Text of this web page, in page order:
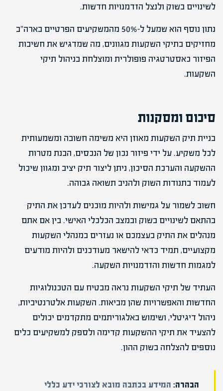
לשינויים בשוק ולנצל הזדמנויות חדשות.
נתון נוסף הוא שמעל ל-50% מהמשקיעים הפרטיים בארה"ב
מחזיקים בתיקי השקעות מגוונים, מה שמדגיש את חשיבות
הפיזור כאסטרטגיה פופולרית ומוצלחת בניהול תיקי
השקעות.
סיכום ומסקנות
בניית תיק השקעות מאוזן היא משימה חשובה ומשמעותית
לכל משקיע. על ידי פיזור נכון של הנכסים, הבנת מטרות
ההשקעה והערכת הסיכון, ניתן ליצור תיק יציב ומגוון שיכול
לעמוד בתנודות השוק ולהניב תשואה גבוהה.
חשוב לשמור על גמישות ולהיות מוכנים לעדכן את התיק
בהתאם לשינויים בשוק ובמצב הכלכלי האישי. בין אם אתם
מנהלים את התיק בעצמכם או נעזרים במנהלי השקעות
מקצועיים, תמיד כדאי להישאר מעודכנים ולהיות מודעים
למגמות חדשות והזדמנויות השקעה.
העתיד של תיקי השקעות נראה מבטיח עם הטכנולוגיות
החדשות והאפשרויות שהן מביאות. השקעות אלטרנטיביות,
ניהול דיגיטלי, ושימוש באלגוריתמים מתקדמים יכולים
להצעיד את תיקי ההשקעות קדימה ולספק למשקיעים כלים
נוספים להצלחה בשוק ההון.
הבהרה: המידע בכתבה מובא לצורכי ידע כללי